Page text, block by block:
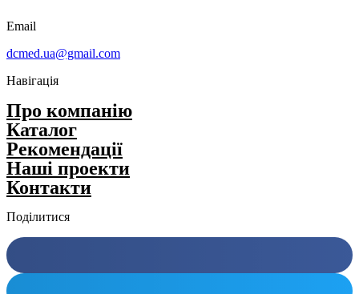
Email
dcmed.ua@gmail.com
Навігація
Про компанію
Каталог
Рекомендації
Нашi проекти
Контакти
Поділитися